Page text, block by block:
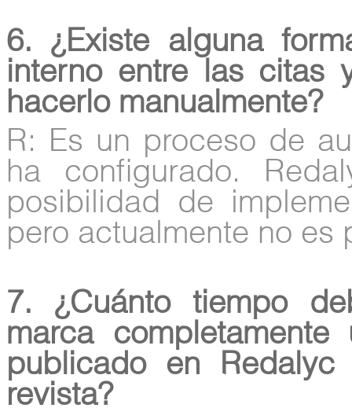
6. ¿Existe alguna
interno entre las citas
hacerlo manualmente?
R: Es un proceso de
ha configurado.
posibilidad de
pero actualmente no es
7. ¿Cuánto tiempo
marca
publicado en
revista?